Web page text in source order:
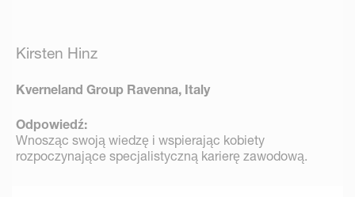
Kirsten Hinz
Kverneland Group Ravenna, Italy
Odpowiedź:
Wnosząc swoją wiedzę i wspierając kobiety
rozpoczynające specjalistyczną karierę zawodową.